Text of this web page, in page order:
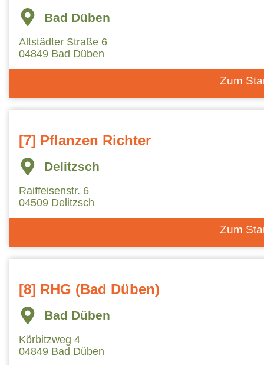
Bad Düben
Altstädter Straße 6
04849 Bad Düben
Zum
[7] Pflanzen Richter
Delitzsch
Raiffeisenstr. 6
04509 Delitzsch
Zum
[8] RHG (Bad Düben)
Bad Düben
Körbitzweg 4
04849 Bad Düben